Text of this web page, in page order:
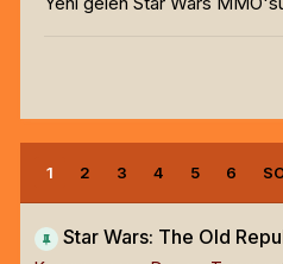
1 2 3 4 5 6
Star Wars: The Old